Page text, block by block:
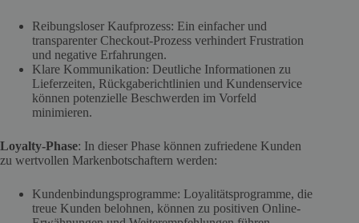
Reibungsloser Kaufprozess: Ein einfacher und
transparenter Checkout-Prozess verhindert Frustration
und negative Erfahrungen.
Klare Kommunikation: Deutliche Informationen zu
Lieferzeiten, Rückgaberichtlinien und Kundenservice
können potenzielle Beschwerden im Vorfeld
minimieren.
Loyalty-Phase: In dieser Phase können zufriedene Kunden
zu wertvollen Markenbotschaftern werden:
Kundenbindungsprogramme: Loyalitätsprogramme, die
treue Kunden belohnen, können zu positiven Online-